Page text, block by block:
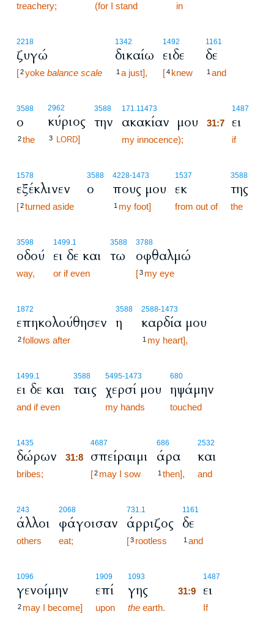
treachery; (for I stand in
2218
ζυγώ
[2yoke balance scale
1342
δικαίω
1 a just],
1492
ειδε
[4 knew
1161
δε
1 and
3588
ο
2the
2962
κύριος
3 LORD]
3588
την
171.11473
ακακίαν μου
my innocence);
1487
31:7 ει
if
1578
εξέκλινεν
[2turned aside
3588
ο
4228-1473
πους μου
1 my foot]
1537
εκ
from out of
3588
της
the
3598
οδού
way,
1499.1
ει δε και
or if even
3588
τω
3788
οφθαλμώ
[3 my eye
1872
επηκολούθησεν
2follows after
3588
η
2588-1473
καρδία μου
1 my heart],
1499.1
ει δε και
and if even
3588
ταις
5495-1473
χερσί μου
my hands
680
ηψάμην
touched
1435
δώρων
bribes;
4687
31:8 σπείραιμι
[2 may I sow
686
άρα
1 then],
2532
και
and
243
άλλοι
others
2068
φάγοισαν
eat;
731.1
άρριζος
[3 rootless
1161
δε
1 and
1096
γενοίμην
2 may I become]
1909
επί
upon
1093
γης
the earth.
1487
31:9 ει
If